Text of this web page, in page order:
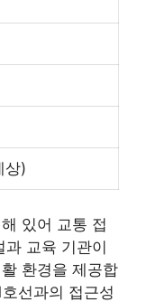
상)
있어 교통 접
과 교육 기관이
환경을 제공합
호선과의 접근성